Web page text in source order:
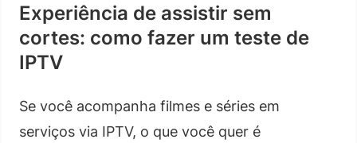
Experiência de assistir sem
cortes: como fazer um teste de
IPTV
Se você acompanha filmes e séries em
serviços via IPTV, o que você quer é